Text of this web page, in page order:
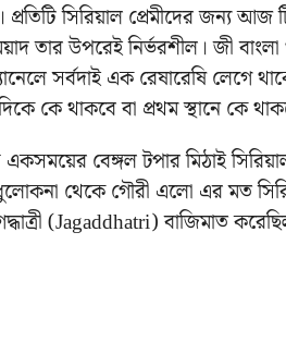
সিরিয়াল প্রেমীদের জন্য আজ
তার উপরেই নির্ভরশীল। জী
সর্বদাই এক রেষারেষি লেগে
কে থাকবে বা প্রথম স্থানে কে
বেঙ্গল টপার মিঠাই
থেকে গৌরী এলো এর মত
(Jagaddhatri) বাজিমাত